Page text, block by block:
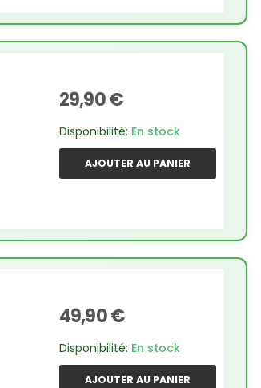
29,90 €
Disponibilité: En stock
AJOUTER AU PANIER
49,90 €
Disponibilité: En stock
AJOUTER AU PANIER